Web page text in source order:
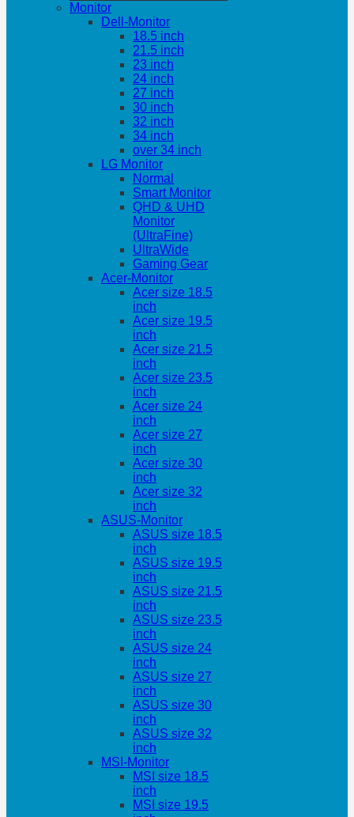
Monitor
Dell-Monitor
18.5 inch
21.5 inch
23 inch
24 inch
27 inch
30 inch
32 inch
34 inch
over 34 inch
LG Monitor
Normal
Smart Monitor
QHD & UHD
Monitor
(UltraFine)
UltraWide
Gaming Gear
Acer-Monitor
Acer size 18.5
inch
Acer size 19.5
inch
Acer size 21.5
inch
Acer size 23.5
inch
Acer size 24
inch
Acer size 27
inch
Acer size 30
inch
Acer size 32
inch
ASUS-Monitor
ASUS size 18.5
inch
ASUS size 19.5
inch
ASUS size 21.5
inch
ASUS size 23.5
inch
ASUS size 24
inch
ASUS size 27
inch
ASUS size 30
inch
ASUS size 32
inch
MSI-Monitor
MSI size 18.5
inch
MSI size 19.5